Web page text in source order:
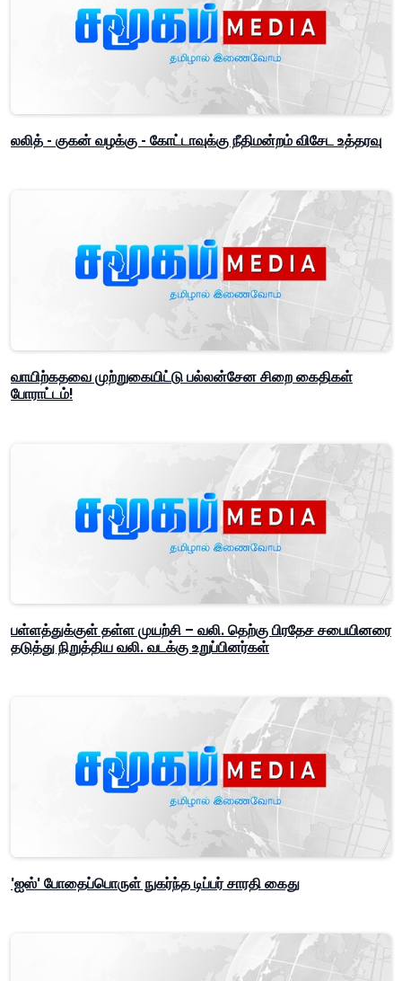
லலித் - குகன் வழக்கு - கோட்டாவுக்கு நீதிமன்றம் விசேட உத்தரவு
வாயிற்கதவை முற்றுகையிட்டு பல்லன்சேன சிறை கைதிகள்
போராட்டம்!
பள்ளத்துக்குள் தள்ள முயற்சி – வலி. தெற்கு பிரதேச சபையினரை
தடுத்து நிறுத்திய வலி. வடக்கு உறுப்பினர்கள்
'ஐஸ்' போதைப்பொருள் நுகர்ந்த டிப்பர் சாரதி கைது